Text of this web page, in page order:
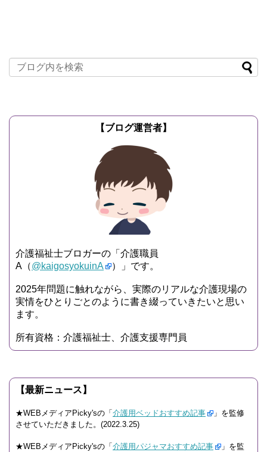
【ブログ運営者】
介護福祉士ブロガーの「介護職員
A（@kaigosyokuinA ）」です。
2025年問題に触れながら、実際のリアルな介護現場の
実情をひとりごとのように書き綴っていきたいと思い
ます。
所有資格：介護福祉士、介護支援専門員
【最新ニュース】
★WEBメディアPicky'sの「 介護用ベッドおすすめ記事
」を監修
させていただきました。(2022.3.25)
★WEBメディアPicky'sの「 介護用パジャマおすすめ記事
」を監